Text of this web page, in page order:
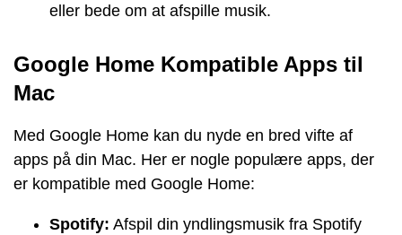
eller bede om at afspille musik.
Google Home Kompatible Apps til
Mac
Med Google Home kan du nyde en bred vifte af
apps på din Mac. Her er nogle populære apps, der
er kompatible med Google Home:
Spotify: Afspil din yndlingsmusik fra Spotify